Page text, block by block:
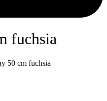
fuchsia
50 cm fuchsia